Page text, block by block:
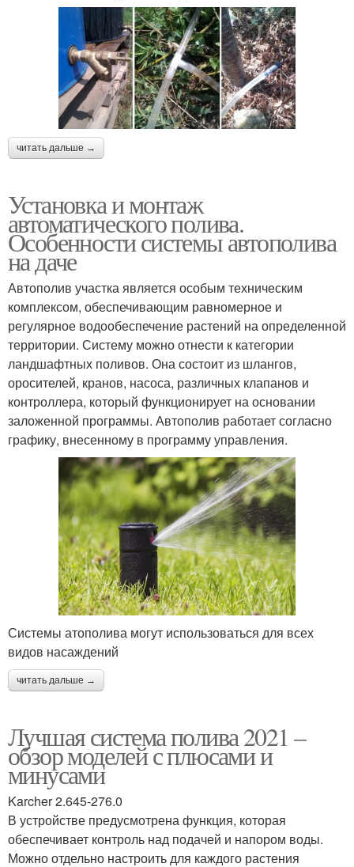
читать дальше →
Установка и монтаж
автоматического полива.
Особенности системы автополива
на даче
Автополив участка является особым техническим
комплексом, обеспечивающим равномерное и
регулярное водообеспечение растений на определенной
территории. Систему можно отнести к категории
ландшафтных поливов. Она состоит из шлангов,
оросителей, кранов, насоса, различных клапанов и
контроллера, который функционирует на основании
заложенной программы. Автополив работает согласно
графику, внесенному в программу управления.
Системы атополива могут использоваться для всех
видов насаждений
читать дальше →
Лучшая система полива 2021 –
обзор моделей с плюсами и
минусами
Karcher 2.645-276.0
В устройстве предусмотрена функция, которая
обеспечивает контроль над подачей и напором воды.
Можно отдельно настроить для каждого растения